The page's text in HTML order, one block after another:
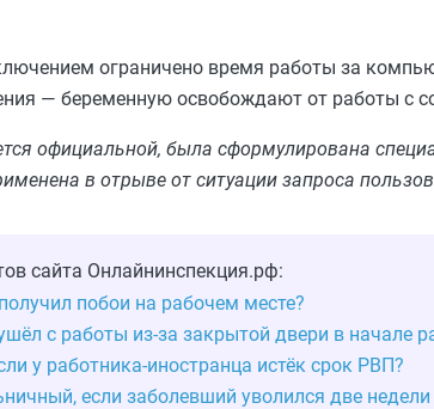
ограничено время работы за
— беременную освобождают от работы с
официальной, была сформулирована
в отрыве от ситуации запроса
сайта Онлайнинспекция.рф:
побои на рабочем месте?
с работы из-за закрытой двери в начале
у работника-иностранца истёк срок РВП?
если заболевший уволился две недели